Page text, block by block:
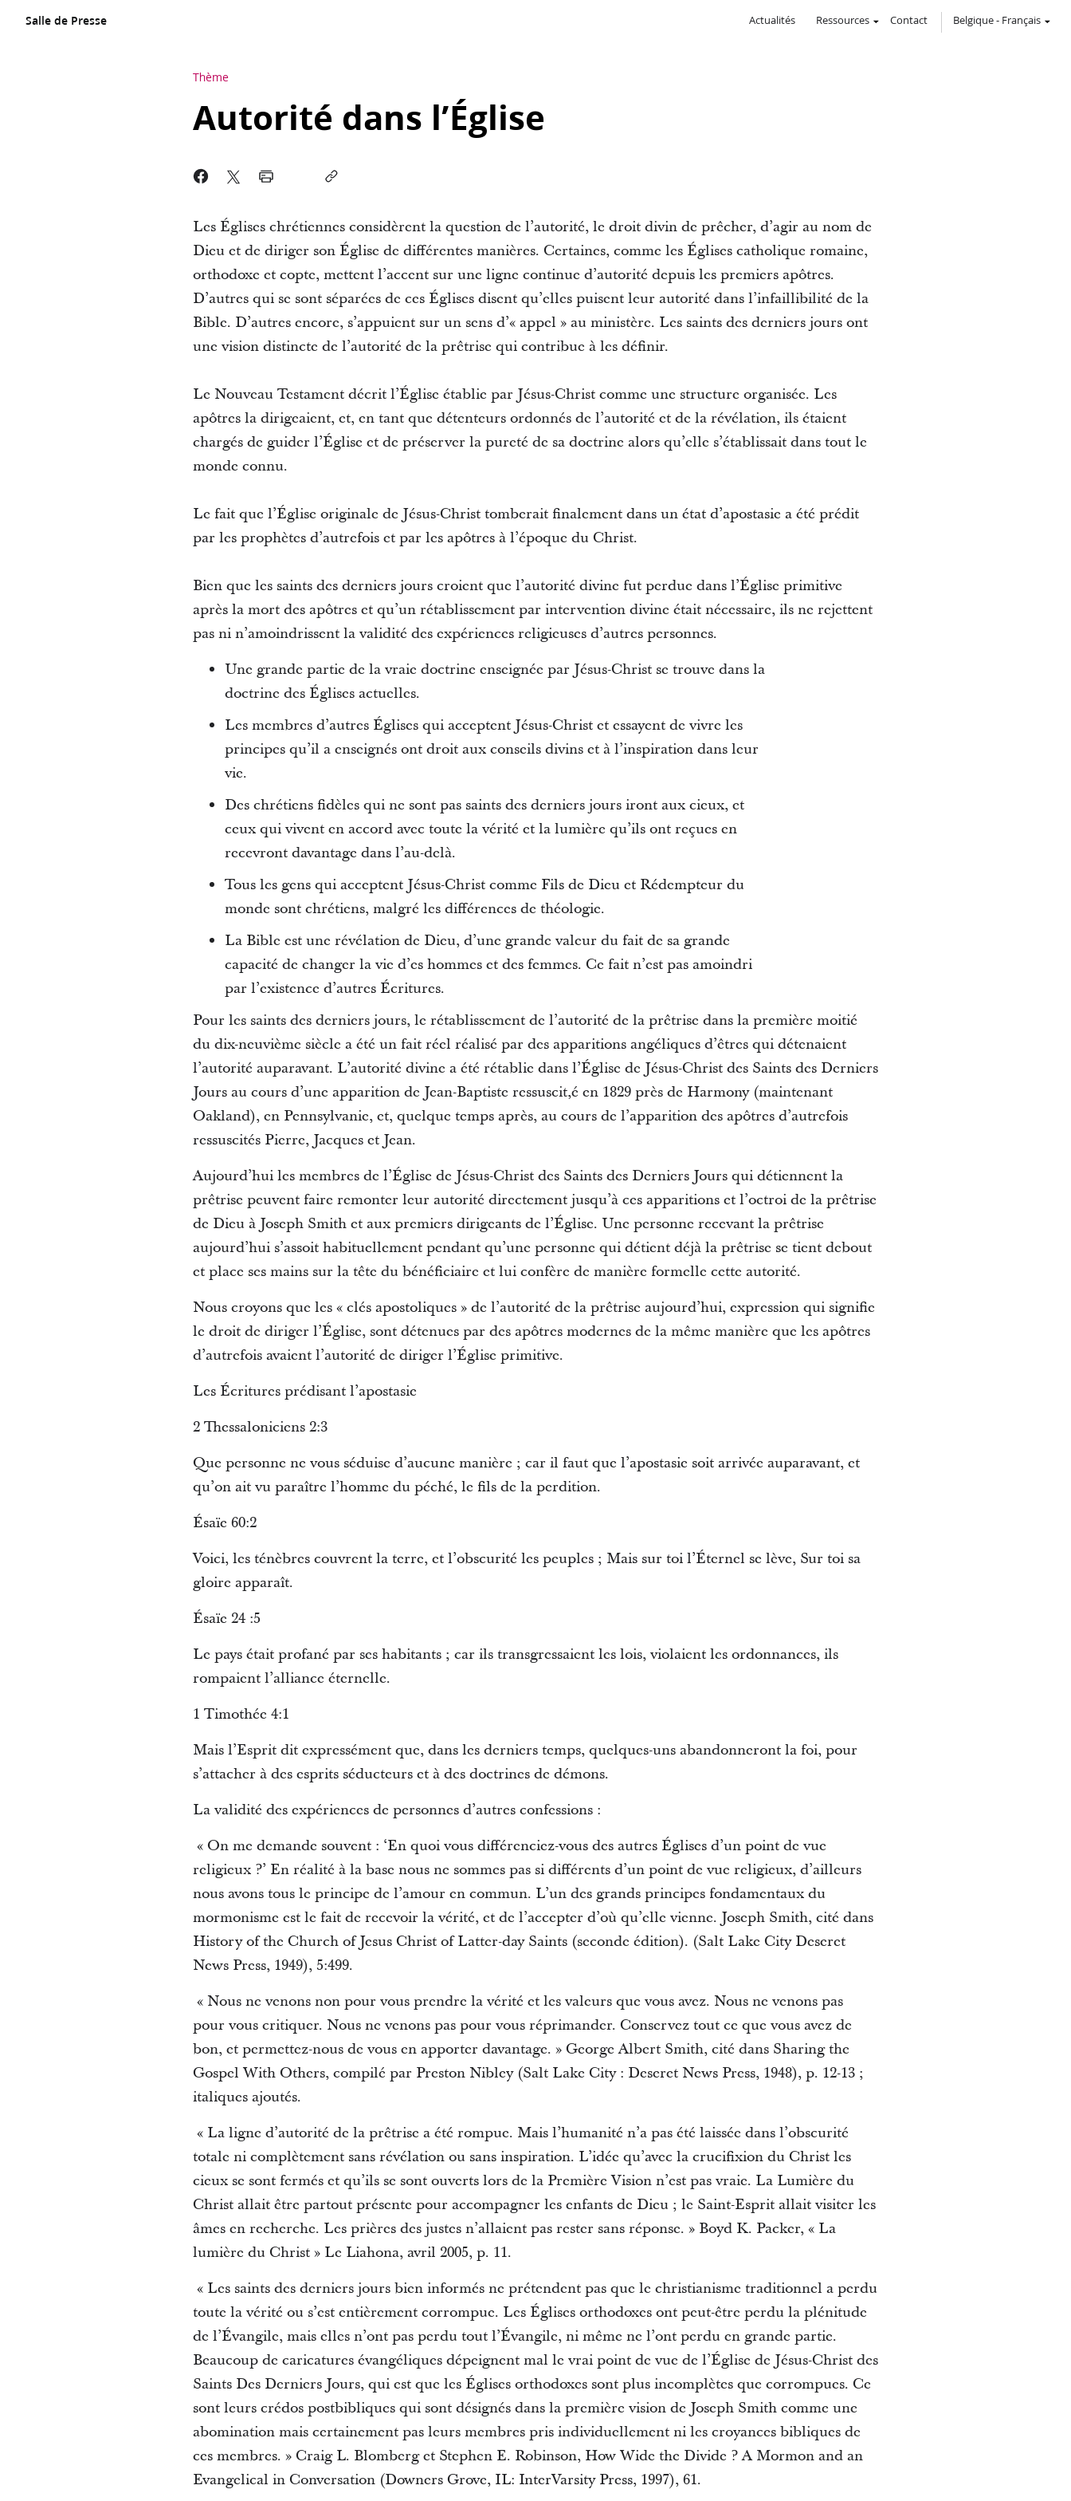
Salle de Presse Actualités Ressources Contact Belgique- Français
Thème
Autorité dans l’Église
Les Églises chrétiennes considèrent la question de l’autorité, le droit divin de prêcher, d’agir au nom de
Dieu et de diriger son Église de différentes manières. Certaines, comme les Églises catholique romaine,
orthodoxe et copte, mettent l’accent sur une ligne continue d’autorité depuis les premiers apôtres.
D’autres qui se sont séparées de ces Églises disent qu’elles puisent leur autorité dans l’infaillibilité de la
Bible. D’autres encore, s’appuient sur un sens d’« appel » au ministère. Les saints des derniers jours ont
une vision distincte de l’autorité de la prêtrise qui contribue à les définir.
Le Nouveau Testament décrit l’Église établie par Jésus-Christ comme une structure organisée. Les
apôtres la dirigeaient, et, en tant que détenteurs ordonnés de l’autorité et de la révélation, ils étaient
chargés de guider l’Église et de préserver la pureté de sa doctrine alors qu’elle s’établissait dans tout le
monde connu.
Le fait que l’Église originale de Jésus-Christ tomberait finalement dans un état d’apostasie a été prédit
par les prophètes d’autrefois et par les apôtres à l’époque du Christ.
Bien que les saints des derniers jours croient que l’autorité divine fut perdue dans l’Église primitive
après la mort des apôtres et qu’un rétablissement par intervention divine était nécessaire, ils ne rejettent
pas ni n’amoindrissent la validité des expériences religieuses d’autres personnes.
Une grande partie de la vraie doctrine enseignée par Jésus-Christ se trouve dans la
doctrine des Églises actuelles.
Les membres d’autres Églises qui acceptent Jésus-Christ et essayent de vivre les
principes qu’il a enseignés ont droit aux conseils divins et à l’inspiration dans leur
vie.
Des chrétiens fidèles qui ne sont pas saints des derniers jours iront aux cieux, et
ceux qui vivent en accord avec toute la vérité et la lumière qu’ils ont reçues en
recevront davantage dans l’au-delà.
Tous les gens qui acceptent Jésus-Christ comme Fils de Dieu et Rédempteur du
monde sont chrétiens, malgré les différences de théologie.
La Bible est une révélation de Dieu, d’une grande valeur du fait de sa grande
capacité de changer la vie d’es hommes et des femmes. Ce fait n’est pas amoindri
par l’existence d’autres Écritures.
Pour les saints des derniers jours, le rétablissement de l’autorité de la prêtrise dans la première moitié
du dix-neuvième siècle a été un fait réel réalisé par des apparitions angéliques d’êtres qui détenaient
l’autorité auparavant. L’autorité divine a été rétablie dans l’Église de Jésus-Christ des Saints des Derniers
Jours au cours d’une apparition de Jean-Baptiste ressuscit,é en 1829 près de Harmony (maintenant
Oakland), en Pennsylvanie, et, quelque temps après, au cours de l’apparition des apôtres d’autrefois
ressuscités Pierre, Jacques et Jean.
Aujourd’hui les membres de l’Église de Jésus-Christ des Saints des Derniers Jours qui détiennent la
prêtrise peuvent faire remonter leur autorité directement jusqu’à ces apparitions et l’octroi de la prêtrise
de Dieu à Joseph Smith et aux premiers dirigeants de l’Église. Une personne recevant la prêtrise
aujourd’hui s’assoit habituellement pendant qu’une personne qui détient déjà la prêtrise se tient debout
et place ses mains sur la tête du bénéficiaire et lui confère de manière formelle cette autorité.
Nous croyons que les « clés apostoliques » de l’autorité de la prêtrise aujourd’hui, expression qui signifie
le droit de diriger l’Église, sont détenues par des apôtres modernes de la même manière que les apôtres
d’autrefois avaient l’autorité de diriger l’Église primitive.
Les Écritures prédisant l’apostasie
2 Thessaloniciens 2:3
Que personne ne vous séduise d’aucune manière ; car il faut que l’apostasie soit arrivée auparavant, et
qu’on ait vu paraître l’homme du péché, le fils de la perdition.
Ésaïe 60:2
Voici, les ténèbres couvrent la terre, et l’obscurité les peuples ; Mais sur toi l’Éternel se lève, Sur toi sa
gloire apparaît.
Ésaïe 24 :5
Le pays était profané par ses habitants ; car ils transgressaient les lois, violaient les ordonnances, ils
rompaient l’alliance éternelle.
1 Timothée 4:1
Mais l’Esprit dit expressément que, dans les derniers temps, quelques-uns abandonneront la foi, pour
s’attacher à des esprits séducteurs et à des doctrines de démons.
La validité des expériences de personnes d’autres confessions :
« On me demande souvent : ‘En quoi vous différenciez-vous des autres Églises d’un point de vue
religieux ?’ En réalité à la base nous ne sommes pas si différents d’un point de vue religieux, d’ailleurs
nous avons tous le principe de l’amour en commun. L’un des grands principes fondamentaux du
mormonisme est le fait de recevoir la vérité, et de l’accepter d’où qu’elle vienne. Joseph Smith, cité dans
History of the Church of Jesus Christ of Latter-day Saints (seconde édition). (Salt Lake City Deseret
News Press, 1949), 5:499.
« Nous ne venons non pour vous prendre la vérité et les valeurs que vous avez. Nous ne venons pas
pour vous critiquer. Nous ne venons pas pour vous réprimander. Conservez tout ce que vous avez de
bon, et permettez-nous de vous en apporter davantage. » George Albert Smith, cité dans Sharing the
Gospel With Others, compilé par Preston Nibley (Salt Lake City : Deseret News Press, 1948), p. 12-13 ;
italiques ajoutés.
« La ligne d’autorité de la prêtrise a été rompue. Mais l’humanité n’a pas été laissée dans l’obscurité
totale ni complètement sans révélation ou sans inspiration. L’idée qu’avec la crucifixion du Christ les
cieux se sont fermés et qu’ils se sont ouverts lors de la Première Vision n’est pas vraie. La Lumière du
Christ allait être partout présente pour accompagner les enfants de Dieu ; le Saint-Esprit allait visiter les
âmes en recherche. Les prières des justes n’allaient pas rester sans réponse. » Boyd K. Packer, « La
lumière du Christ » Le Liahona, avril 2005, p. 11.
« Les saints des derniers jours bien informés ne prétendent pas que le christianisme traditionnel a perdu
toute la vérité ou s’est entièrement corrompue. Les Églises orthodoxes ont peut-être perdu la plénitude
de l’Évangile, mais elles n’ont pas perdu tout l’Évangile, ni même ne l’ont perdu en grande partie.
Beaucoup de caricatures évangéliques dépeignent mal le vrai point de vue de l’Église de Jésus-Christ des
Saints Des Derniers Jours, qui est que les Églises orthodoxes sont plus incomplètes que corrompues. Ce
sont leurs crédos postbibliques qui sont désignés dans la première vision de Joseph Smith comme une
abomination mais certainement pas leurs membres pris individuellement ni les croyances bibliques de
ces membres. » Craig L. Blomberg et Stephen E. Robinson, How Wide the Divide ? A Mormon and an
Evangelical in Conversation (Downers Grove, IL: InterVarsity Press, 1997), 61.